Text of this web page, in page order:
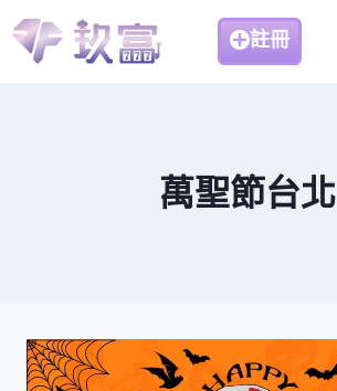
註冊
萬聖節台北